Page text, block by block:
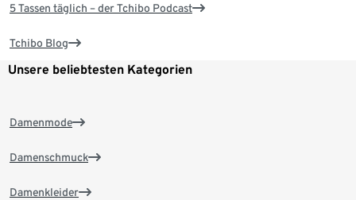
5 Tassen täglich – der Tchibo Podcast
Tchibo Blog
Unsere beliebtesten Kategorien
Damenmode
Damenschmuck
Damenkleider